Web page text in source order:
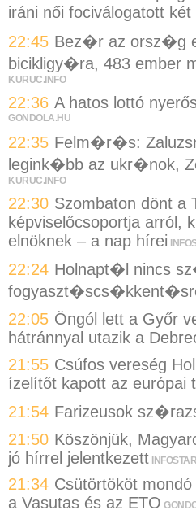
iráni női fociválogatott két
22:45 Bez�r az orsz�g
bicikligy�ra, 483 ember
KURUC.INFO
22:36 A hatos lottó
GONDOLA.HU
22:35 Felm�r�s:
legink�bb az ukr�nok,
KURUC.INFO
22:30 Szombaton dönt a
képviselőcsoportja arról,
elnöknek – a nap hírei
22:24 Holnapt�l nincs
22:05 Öngól lett a Győr
hátránnyal utazik a
21:55 Csúfos vereség
ízelítőt kapott az európai
21:54 Farizeusok
21:50 Köszönjük,
jó hírrel jelentkezett
21:34 Csütörtököt
a Vasutas és az ETO